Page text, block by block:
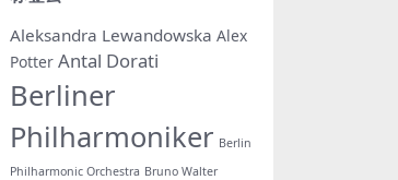
Aleksandra Lewandowska Alex
Potter Antal Dorati
Berliner
Philharmoniker Berlin
Philharmonic Orchestra Bruno Walter